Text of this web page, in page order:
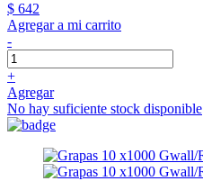
$ 642
Agregar a mi carrito
-
+
Agregar
No hay suficiente stock disponible